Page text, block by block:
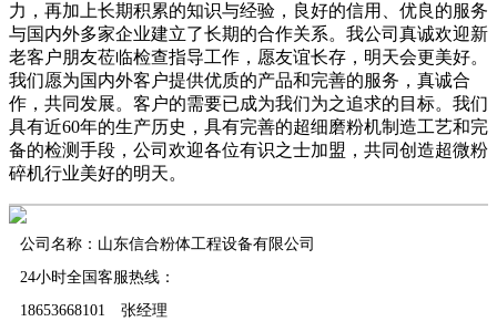
力，再加上长期积累的知识与经验，良好的信用、优良的服务
与国内外多家企业建立了长期的合作关系。我公司真诚欢迎新
老客户朋友莅临检查指导工作，愿友谊长存，明天会更美好。
我们愿为国内外客户提供优质的产品和完善的服务，真诚合
作，共同发展。客户的需要已成为我们为之追求的目标。我们
具有近60年的生产历史，具有完善的超细磨粉机制造工艺和完
备的检测手段，公司欢迎各位有识之士加盟，共同创造超微粉
碎机行业美好的明天。
公司名称：山东信合粉体工程设备有限公司
24小时全国客服热线：
18653668101 张经理